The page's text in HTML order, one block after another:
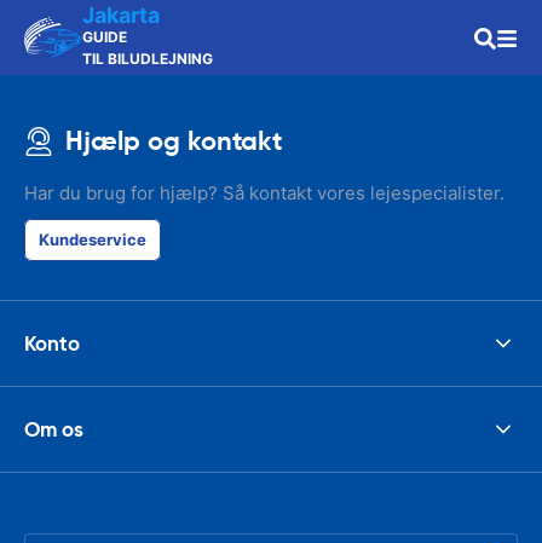
Jakarta
GUIDE
TIL BILUDLEJNING
Hjælp og kontakt
Har du brug for hjælp? Så kontakt vores lejespecialister.
Kundeservice
Konto
Om os